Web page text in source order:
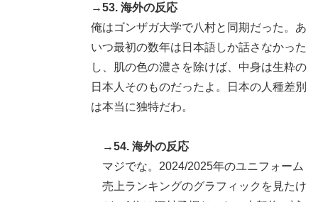
→53. 海外の反応
俺はゴンザガ大学で八村と同期だった。あ
いつ最初の数年は日本語しか話さなかった
し、肌の色の濃さを除けば、中身は生粋の
日本人そのものだったよ。日本の人種差別
は本当に独特だわ。
→54. 海外の反応
マジでな。2024/2025年のユニフォーム
売上ランキングのグラフィックを見たけ